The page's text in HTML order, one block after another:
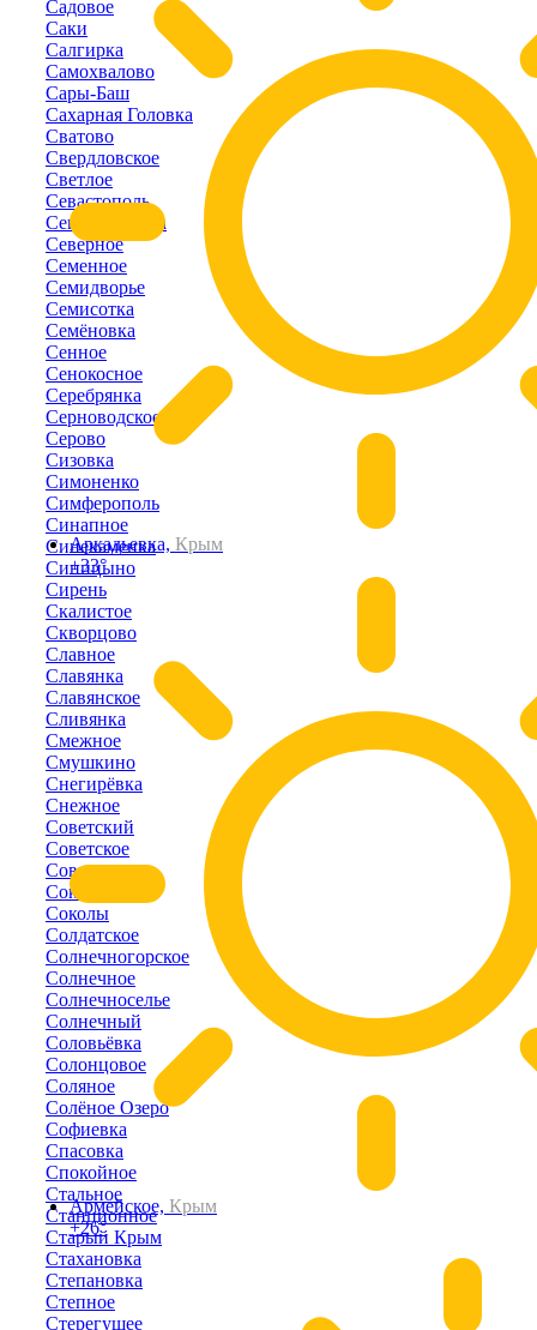
Аркадьевка, Крым
+33°
Армейское, Крым
+26°
Садовое
Саки
Салгирка
Самохвалово
Сары-Баш
Сахарная Головка
Сватово
Свердловское
Светлое
Севастополь
Севастьяновка
Северное
Семенное
Семидворье
Семисотка
Семёновка
Сенное
Сенокосное
Серебрянка
Серноводское
Серово
Сизовка
Симоненко
Симферополь
Синапное
Синекаменка
Синицыно
Сирень
Скалистое
Скворцово
Славное
Славянка
Славянское
Сливянка
Смежное
Смушкино
Снегирёвка
Снежное
Советский
Советское
Совхозное
Соколиное
Соколы
Солдатское
Солнечногорское
Солнечное
Солнечноселье
Солнечный
Соловьёвка
Солонцовое
Соляное
Солёное Озеро
Софиевка
Спасовка
Спокойное
Стальное
Станционное
Старый Крым
Стахановка
Степановка
Степное
Стерегущее